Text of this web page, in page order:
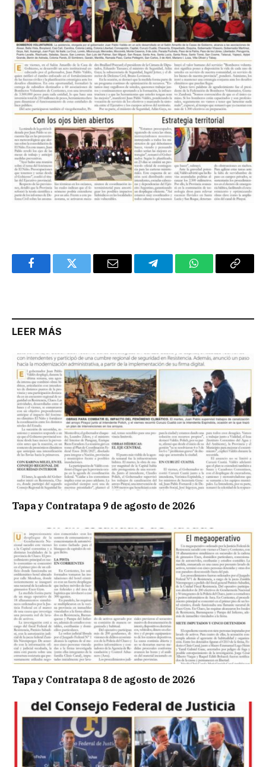
FacebookTwitter Email TelegramWhatsAppCopy
LEER MÁS
Tapa y Contratapa 9 de agosto de 2026
Tapa y Contratapa 8 de agosto de 2026